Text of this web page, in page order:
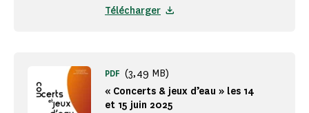
Télécharger
« Concerts & jeux d’eau » les 14
et 15 juin 2025
PDF (3,49 MB)